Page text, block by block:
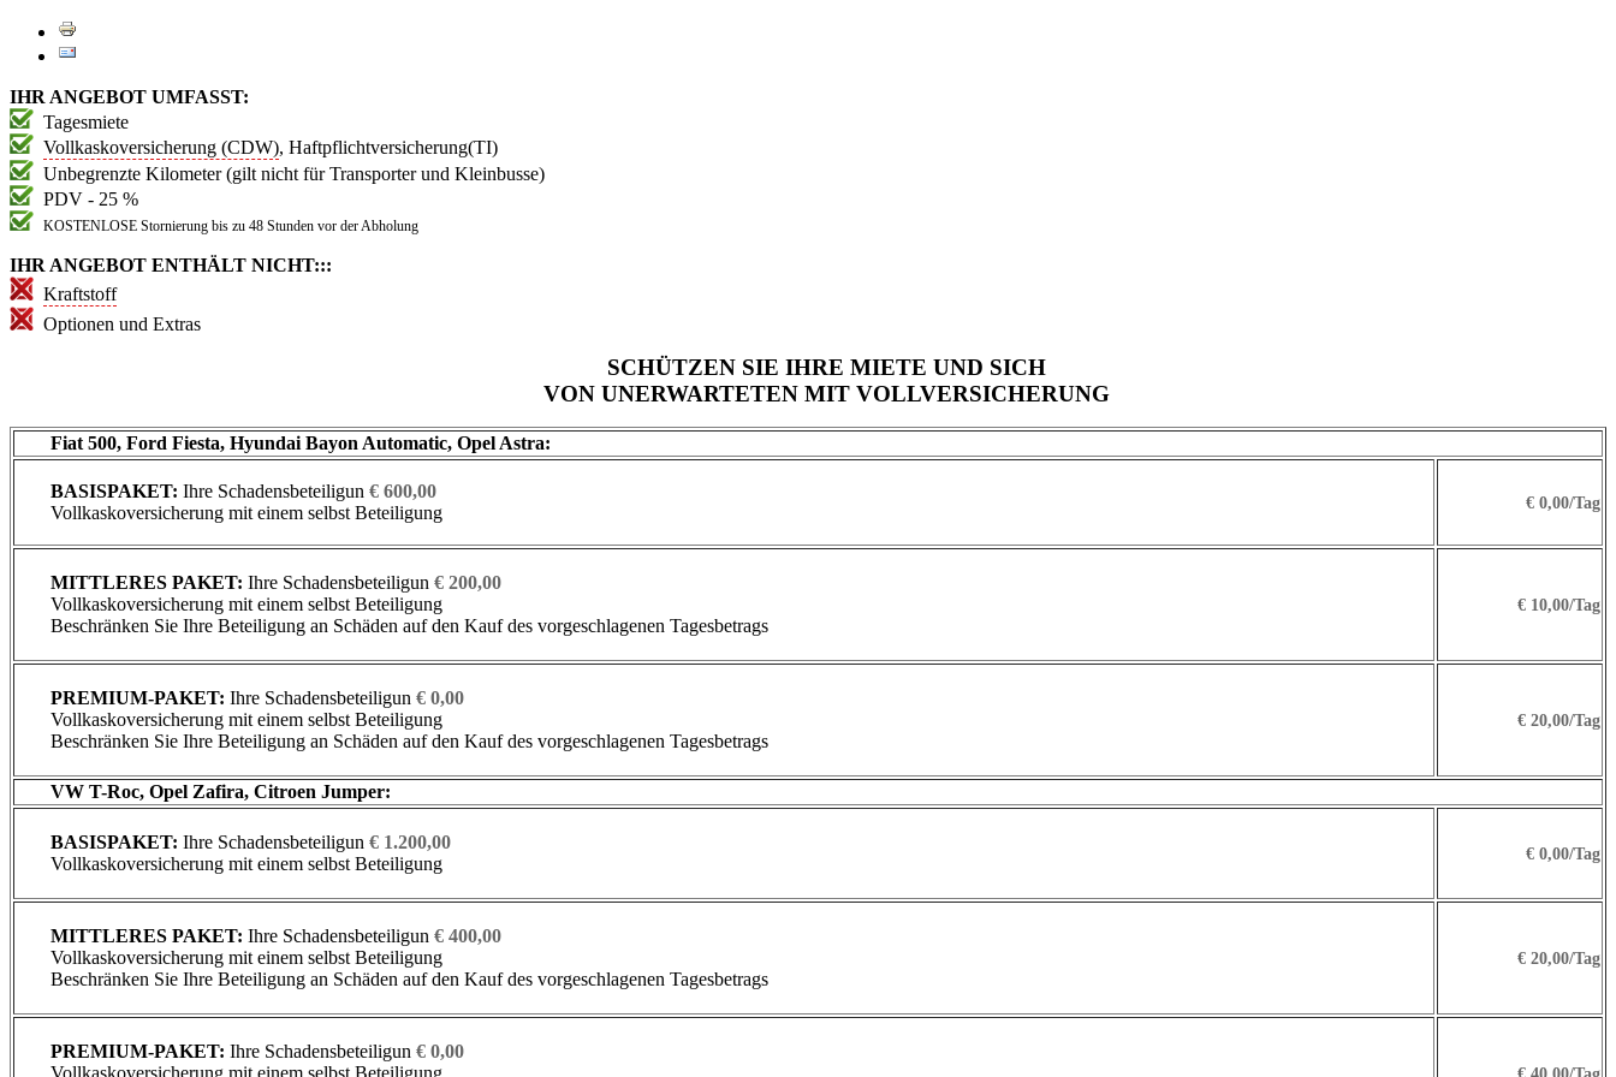
IHR ANGEBOT UMFASST:
Tagesmiete
Vollkaskoversicherung (CDW), Haftpflichtversicherung(TI)
Unbegrenzte Kilometer (gilt nicht für Transporter und Kleinbusse)
PDV - 25 %
KOSTENLOSE Stornierung bis zu 48 Stunden vor der Abholung
IHR ANGEBOT ENTHÄLT NICHT:::
Kraftstoff
Optionen und Extras
SCHÜTZEN SIE IHRE MIETE UND SICH
VON UNERWARTETEN MIT VOLLVERSICHERUNG
Fiat 500, Ford Fiesta, Hyundai Bayon Automatic, Opel Astra:
BASISPAKET: Ihre Schadensbeteiligun € 600,00
Vollkaskoversicherung mit einem selbst Beteiligung
€ 0,00/Tag
MITTLERES PAKET: Ihre Schadensbeteiligun € 200,00
Vollkaskoversicherung mit einem selbst Beteiligung
Beschränken Sie Ihre Beteiligung an Schäden auf den Kauf des vorgeschlagenen Tagesbetrags
€ 10,00/Tag
PREMIUM-PAKET: Ihre Schadensbeteiligun € 0,00
Vollkaskoversicherung mit einem selbst Beteiligung
Beschränken Sie Ihre Beteiligung an Schäden auf den Kauf des vorgeschlagenen Tagesbetrags
€ 20,00/Tag
VW T-Roc, Opel Zafira, Citroen Jumper:
BASISPAKET: Ihre Schadensbeteiligun € 1.200,00
Vollkaskoversicherung mit einem selbst Beteiligung
€ 0,00/Tag
MITTLERES PAKET: Ihre Schadensbeteiligun € 400,00
Vollkaskoversicherung mit einem selbst Beteiligung
Beschränken Sie Ihre Beteiligung an Schäden auf den Kauf des vorgeschlagenen Tagesbetrags
€ 20,00/Tag
PREMIUM-PAKET: Ihre Schadensbeteiligun € 0,00
Vollkaskoversicherung mit einem selbst Beteiligung